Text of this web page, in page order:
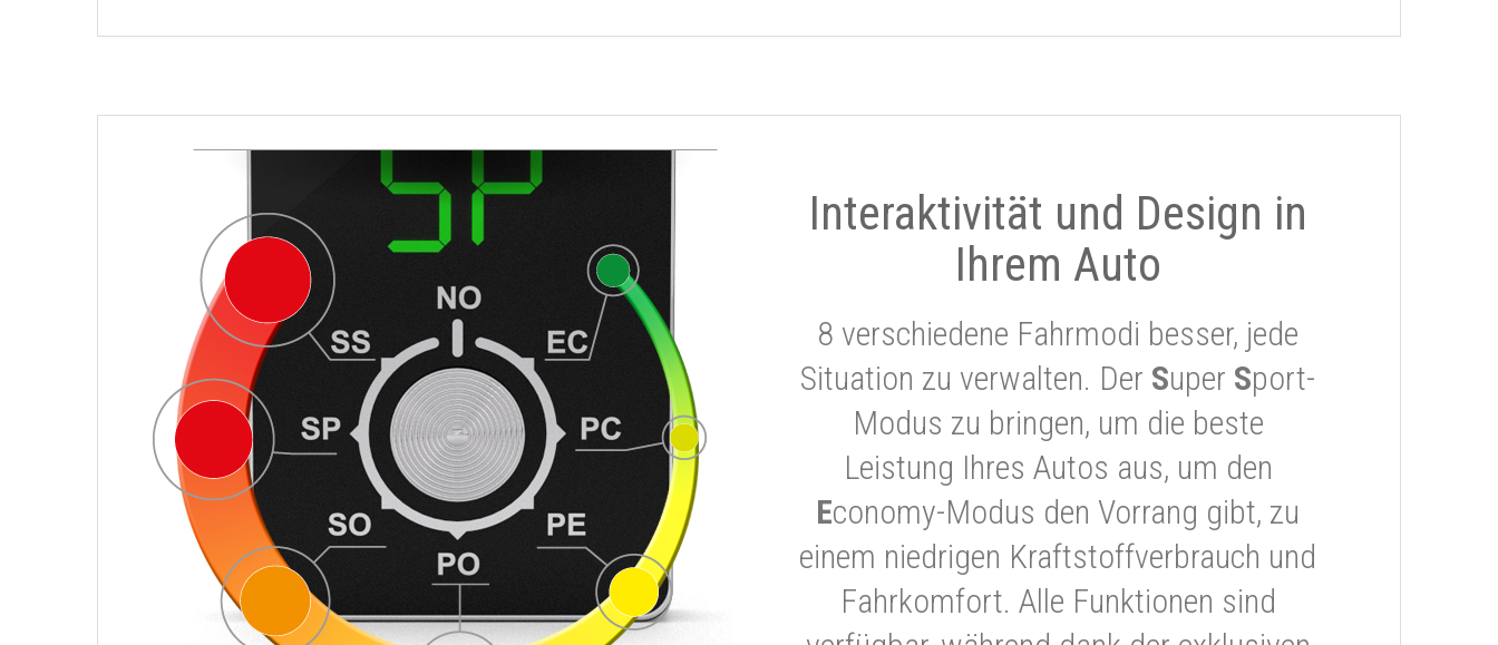
Interaktivität und Design in
Ihrem Auto
8 verschiedene Fahrmodi besser, jede
Situation zu verwalten. Der Super Sport-
Modus zu bringen, um die beste
Leistung Ihres Autos aus, um den
Economy-Modus den Vorrang gibt, zu
einem niedrigen Kraftstoffverbrauch und
Fahrkomfort. Alle Funktionen sind